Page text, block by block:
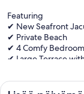
Featuring
✔ New Seafront
✔ Private Beach
✔ 4 Comfy
✔ Large Terrace
✔ Wood-Fired
✔ Large lawn on the